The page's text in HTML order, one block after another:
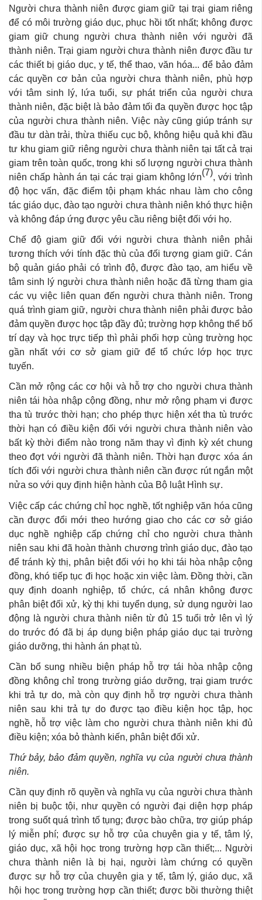
Người chưa thành niên được giam giữ tại trại giam riêng
để có môi trường giáo dục, phục hồi tốt nhất; không được
giam giữ chung người chưa thành niên với người đã
thành niên. Trại giam người chưa thành niên được đầu tư
các thiết bị giáo dục, y tế, thể thao, văn hóa... để bảo đảm
các quyền cơ bản của người chưa thành niên, phù hợp
với tâm sinh lý, lứa tuổi, sự phát triển của người chưa
thành niên, đặc biệt là bảo đảm tối đa quyền được học tập
của người chưa thành niên. Việc này cũng giúp tránh sự
đầu tư dàn trải, thừa thiếu cục bộ, không hiệu quả khi đầu
tư khu giam giữ riêng người chưa thành niên tại tất cả trại
giam trên toàn quốc, trong khi số lượng người chưa thành
niên chấp hành án tại các trại giam không lớn(7), với trình
độ học vấn, đặc điểm tội phạm khác nhau làm cho công
tác giáo dục, đào tạo người chưa thành niên khó thực hiện
và không đáp ứng được yêu cầu riêng biệt đối với họ.
Chế độ giam giữ đối với người chưa thành niên phải
tương thích với tính đặc thù của đối tượng giam giữ. Cán
bộ quản giáo phải có trình độ, được đào tạo, am hiểu về
tâm sinh lý người chưa thành niên hoặc đã từng tham gia
các vụ việc liên quan đến người chưa thành niên. Trong
quá trình giam giữ, người chưa thành niên phải được bảo
đảm quyền được học tập đầy đủ; trường hợp không thể bố
trí dạy và học trực tiếp thì phải phối hợp cùng trường học
gần nhất với cơ sở giam giữ để tổ chức lớp học trực
tuyến.
Cần mở rộng các cơ hội và hỗ trợ cho người chưa thành
niên tái hòa nhập cộng đồng, như mở rộng phạm vi được
tha tù trước thời hạn; cho phép thực hiện xét tha tù trước
thời hạn có điều kiện đối với người chưa thành niên vào
bất kỳ thời điểm nào trong năm thay vì định kỳ xét chung
theo đợt với người đã thành niên. Thời hạn được xóa án
tích đối với người chưa thành niên cần được rút ngắn một
nửa so với quy định hiện hành của Bộ luật Hình sự.
Việc cấp các chứng chỉ học nghề, tốt nghiệp văn hóa cũng
cần được đổi mới theo hướng giao cho các cơ sở giáo
dục nghề nghiệp cấp chứng chỉ cho người chưa thành
niên sau khi đã hoàn thành chương trình giáo dục, đào tạo
để tránh kỳ thị, phân biệt đối với họ khi tái hòa nhập cộng
đồng, khó tiếp tục đi học hoặc xin việc làm. Đồng thời, cần
quy định doanh nghiệp, tổ chức, cá nhân không được
phân biệt đối xử, kỳ thị khi tuyển dụng, sử dụng người lao
động là người chưa thành niên từ đủ 15 tuổi trở lên vì lý
do trước đó đã bị áp dụng biện pháp giáo dục tại trường
giáo dưỡng, thi hành án phạt tù.
Cần bổ sung nhiều biện pháp hỗ trợ tái hòa nhập cộng
đồng không chỉ trong trường giáo dưỡng, trại giam trước
khi trả tự do, mà còn quy định hỗ trợ người chưa thành
niên sau khi trả tự do được tạo điều kiện học tập, học
nghề, hỗ trợ việc làm cho người chưa thành niên khi đủ
điều kiện; xóa bỏ thành kiến, phân biệt đối xử.
Thứ bảy, bảo đảm quyền, nghĩa vụ của người chưa thành
niên.
Cần quy định rõ quyền và nghĩa vụ của người chưa thành
niên bị buộc tội, như quyền có người đại diện hợp pháp
trong suốt quá trình tố tụng; được bào chữa, trợ giúp pháp
lý miễn phí; được sự hỗ trợ của chuyên gia y tế, tâm lý,
giáo dục, xã hội học trong trường hợp cần thiết;... Người
chưa thành niên là bị hại, người làm chứng có quyền
được sự hỗ trợ của chuyên gia y tế, tâm lý, giáo dục, xã
hội học trong trường hợp cần thiết; được bồi thường thiệt